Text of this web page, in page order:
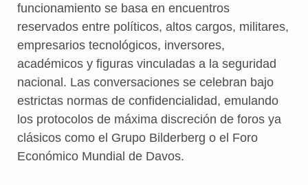
funcionamiento se basa en encuentros
reservados entre políticos, altos cargos, militares,
empresarios tecnológicos, inversores,
académicos y figuras vinculadas a la seguridad
nacional. Las conversaciones se celebran bajo
estrictas normas de confidencialidad, emulando
los protocolos de máxima discreción de foros ya
clásicos como el Grupo Bilderberg o el Foro
Económico Mundial de Davos.